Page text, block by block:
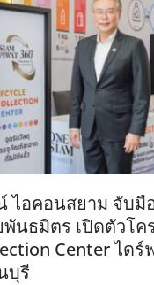
ไอคอนสยาม จับมื
นธมิตร เปิดตัวโค
Center ไดร์
บุรี